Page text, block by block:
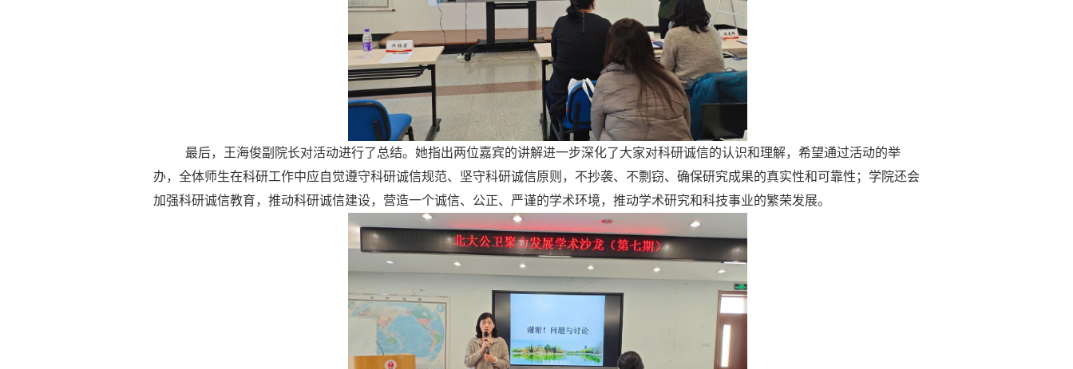
最后，王海俊副院长对活动进行了总结。她指出两位嘉宾的讲解进一步深化了大家对科研诚信的认识和理解，希望通过活动的举
办，全体师生在科研工作中应自觉遵守科研诚信规范、坚守科研诚信原则，不抄袭、不剽窃、确保研究成果的真实性和可靠性；学院还会
加强科研诚信教育，推动科研诚信建设，营造一个诚信、公正、严谨的学术环境，推动学术研究和科技事业的繁荣发展。